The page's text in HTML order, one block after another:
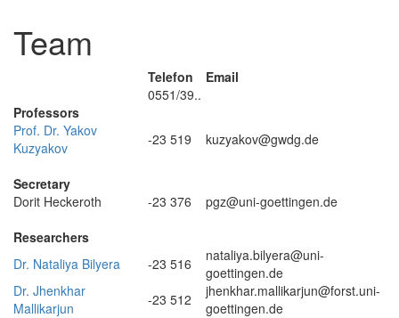
Team
Telefon
Email
0551/39..
Professors
Prof. Dr. Yakov
Kuzyakov
-23 519
kuzyakov@gwdg.de
Secretary
Dorit Heckeroth
-23 376
pgz@uni-goettingen.de
Researchers
Dr. Nataliya Bilyera
-23 516
nataliya.bilyera@uni-
goettingen.de
Dr. Jhenkhar
Mallikarjun
-23 512
jhenkhar.mallikarjun@forst.uni-
goettingen.de